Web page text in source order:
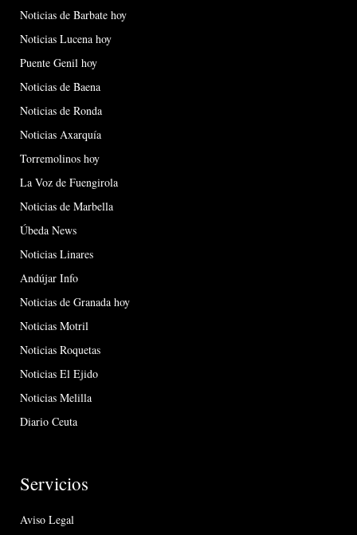
Noticias de Barbate hoy
Noticias Lucena hoy
Puente Genil hoy
Noticias de Baena
Noticias de Ronda
Noticias Axarquía
Torremolinos hoy
La Voz de Fuengirola
Noticias de Marbella
Úbeda News
Noticias Linares
Andújar Info
Noticias de Granada hoy
Noticias Motril
Noticias Roquetas
Noticias El Ejido
Noticias Melilla
Diario Ceuta
Servicios
Aviso Legal